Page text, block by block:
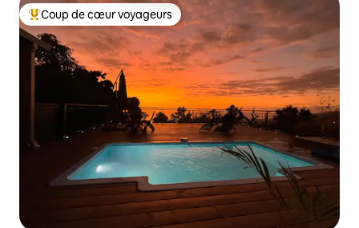
Coups de cœur voyageurs les plus appréciés
Coup de cœur voyageurs